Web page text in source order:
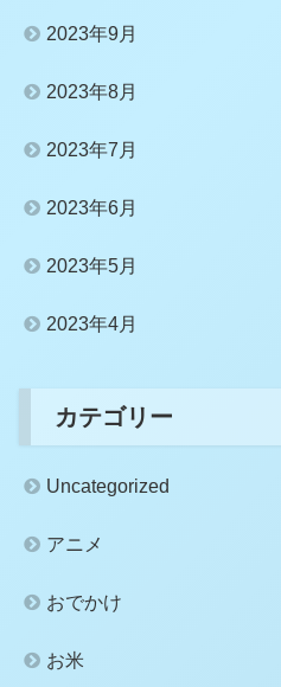
2023年9月
2023年8月
2023年7月
2023年6月
2023年5月
2023年4月
カテゴリー
Uncategorized
アニメ
おでかけ
お米